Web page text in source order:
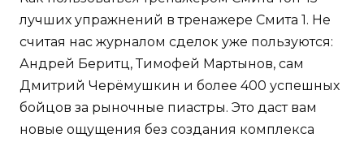
лучших упражнений в тренажере Смита 1. Не
считая нас журналом сделок уже пользуются:
Андрей Беритц, Тимофей Мартынов, сам
Дмитрий Черёмушкин и более 400 успешных
бойцов за рыночные пиастры. Это даст вам
новые ощущения без создания комплекса